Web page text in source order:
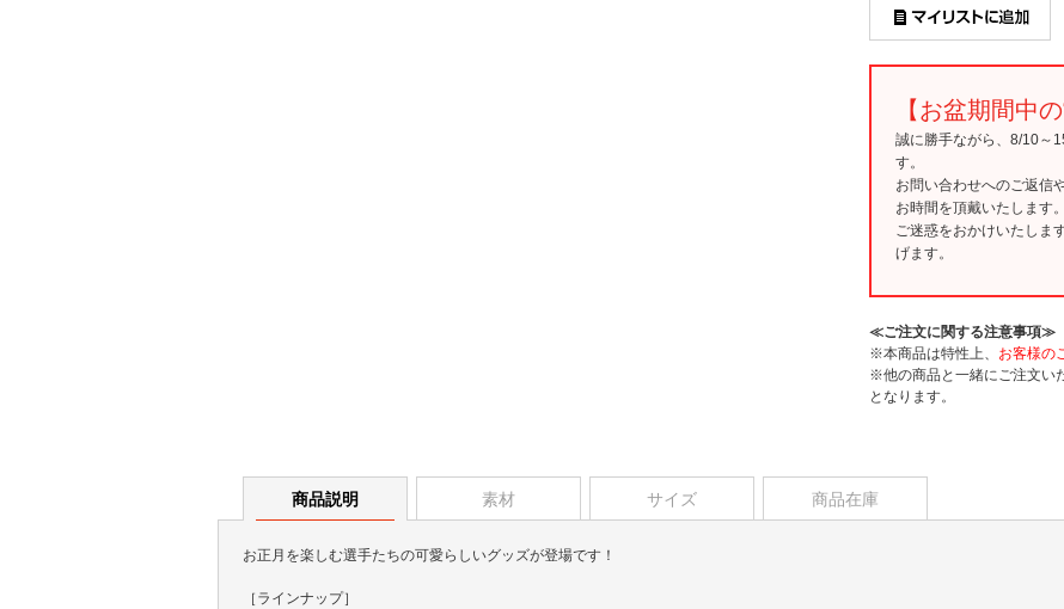
【お盆期間中
誠に勝手ながら、8/10～
す。
お問い合わせへのご返信
お時間を頂戴いたします。
ご迷惑をおかけいたしま
げます。
≪ご注文に関する注意事項≫
※本商品は特性上、 お客様の
※他の商品と一緒にご注文い
となります。
商品説明 素材 サイズ 商品在庫
お正月を楽しむ選手たちの可愛らしいグッズが登場です！
［ラインナップ］